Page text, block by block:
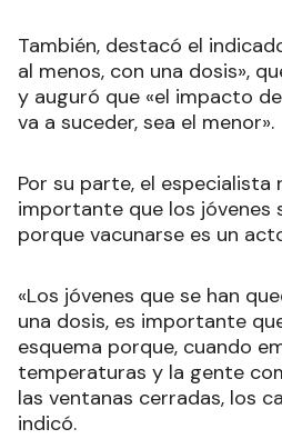
También, destacó el
al menos, con una dosis»,
y auguró que «el impacto
va a suceder, sea el menor».
Por su parte, el especialista
importante que los jóvenes
porque vacunarse es un
«Los jóvenes que se han
una dosis, es importante
esquema porque, cuando
temperaturas y la gente
las ventanas cerradas, los
indicó.